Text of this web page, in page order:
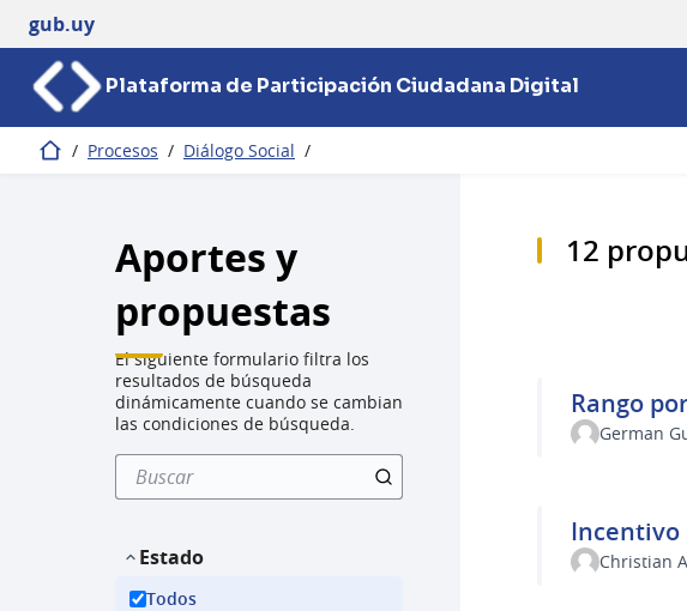
gub.uy
Plataforma de Participación Ciudadana Digital
Inicio / Procesos / Diálogo Social /
Aportes y
propuestas
El siguiente formulario filtra los
resultados de búsqueda
dinámicamente cuando se cambian
las condiciones de búsqueda.
Estado
Todos
12
Rango
German
Incentivo
Christian